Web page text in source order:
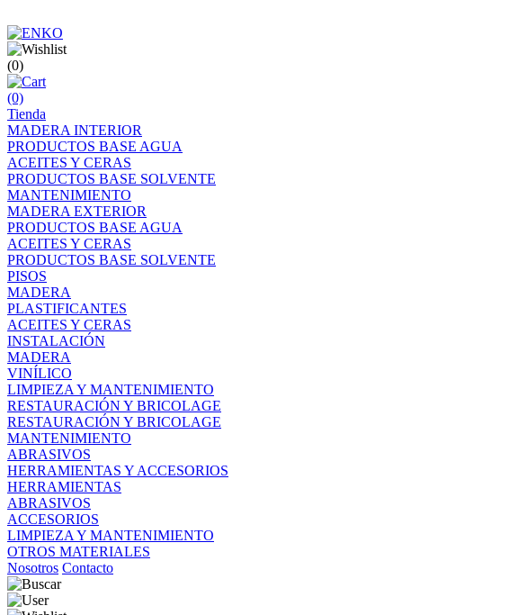
(0)
(0)
Tienda
MADERA INTERIOR
PRODUCTOS BASE AGUA
ACEITES Y CERAS
PRODUCTOS BASE SOLVENTE
MANTENIMIENTO
MADERA EXTERIOR
PRODUCTOS BASE AGUA
ACEITES Y CERAS
PRODUCTOS BASE SOLVENTE
PISOS
MADERA
PLASTIFICANTES
ACEITES Y CERAS
INSTALACIÓN
MADERA
VINÍLICO
LIMPIEZA Y MANTENIMIENTO
RESTAURACIÓN Y BRICOLAGE
RESTAURACIÓN Y BRICOLAGE
MANTENIMIENTO
ABRASIVOS
HERRAMIENTAS Y ACCESORIOS
HERRAMIENTAS
ABRASIVOS
ACCESORIOS
LIMPIEZA Y MANTENIMIENTO
OTROS MATERIALES
Nosotros Contacto